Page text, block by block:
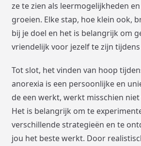
ze te zien als leermogelijkheden
groeien. Elke stap, hoe klein ook,
bij je doel en het is belangrijk om
vriendelijk voor jezelf te zijn
Tot slot, het vinden van hoop
anorexia is een persoonlijke en
de een werkt, werkt misschien niet
Het is belangrijk om te
verschillende strategieën en te
jou het beste werkt. Door